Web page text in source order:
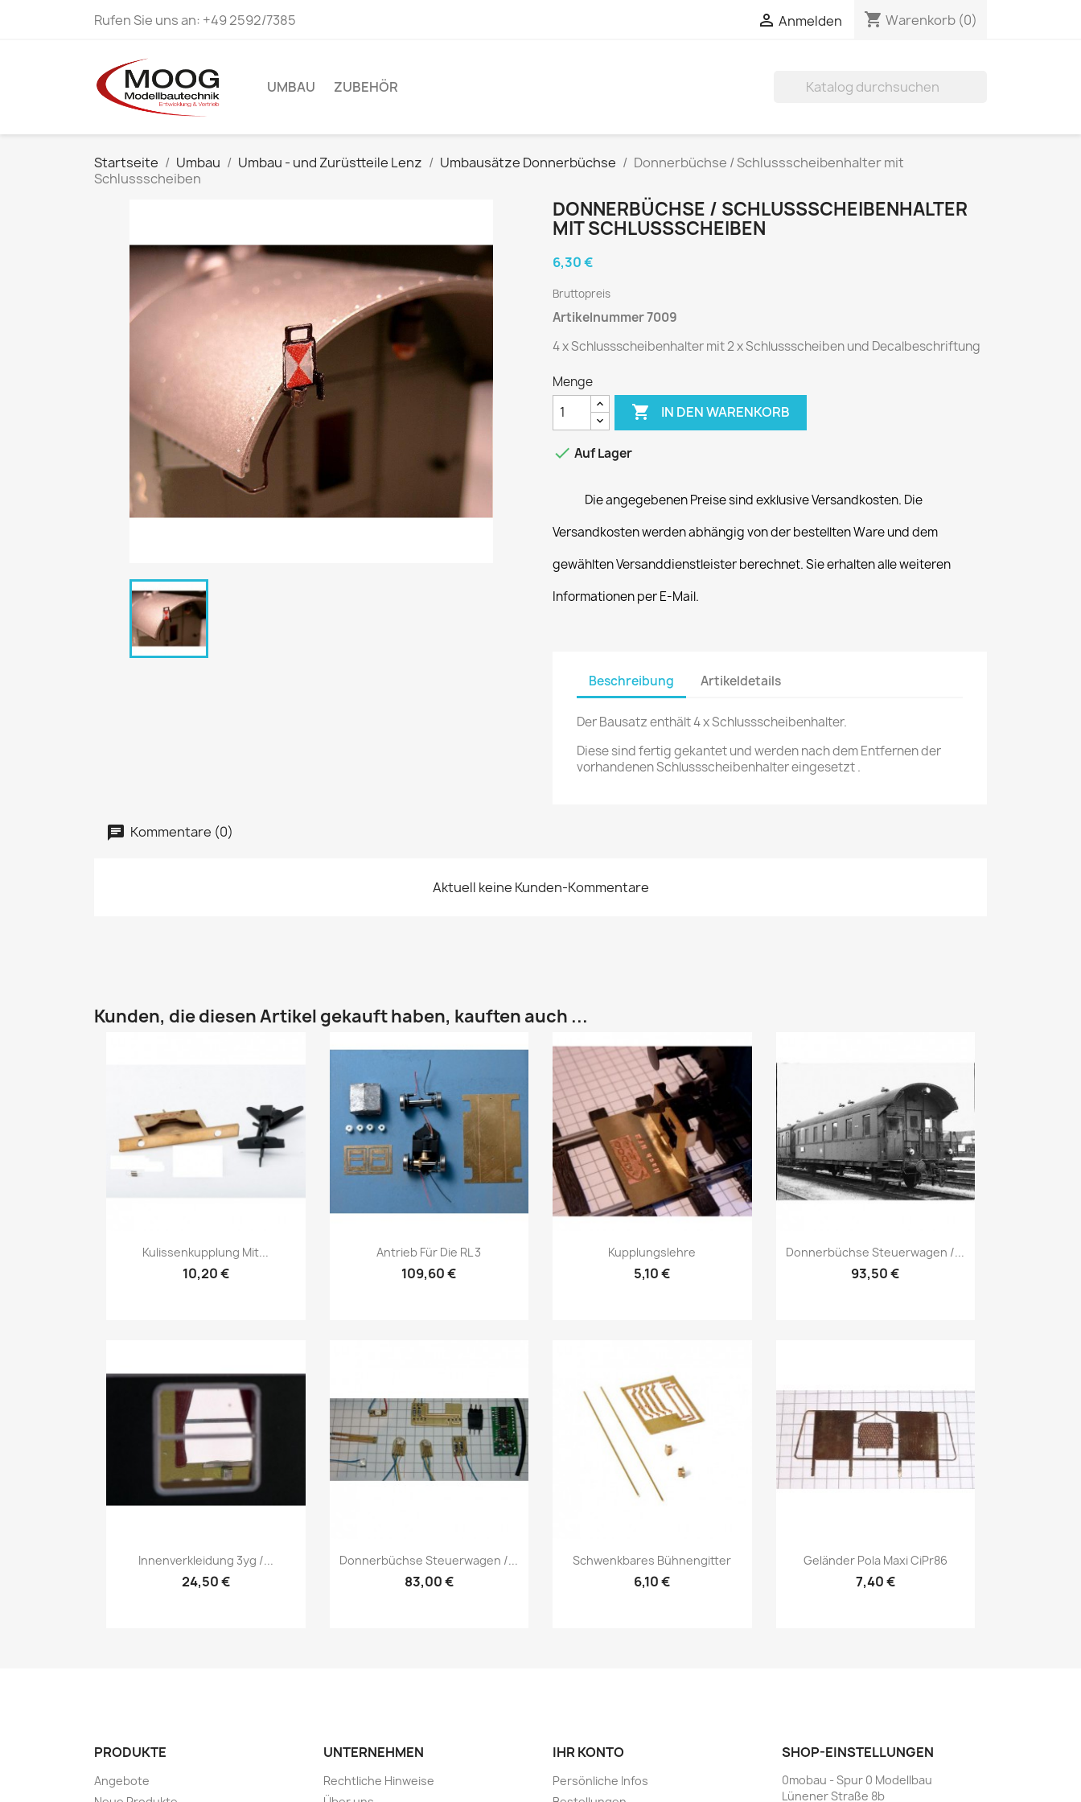
Rufen Sie uns an: +49 2592/7385  Anmelden shopping_cart Warenkorb (0)
UMBAU ZUBEHÖR
Startseite Umbau Umbau - und Zurüstteile Lenz Umbausätze Donnerbüchse
Donnerbüchse / Schlussscheibenhalter mit
Schlussscheiben
DONNERBÜCHSE / SCHLUSSSCHEIBENHALTER
MIT SCHLUSSSCHEIBEN
6,30 €
Bruttopreis
Artikelnummer 7009
4 x Schlussscheibenhalter mit 2 x Schlussscheiben und Decalbeschriftung
Menge
 IN DEN WARENKORB
 Auf Lager
Die angegebenen Preise sind exklusive Versandkosten. Die
Versandkosten werden abhängig von der bestellten Ware und dem
gewählten Versanddienstleister berechnet. Sie erhalten alle weiteren
Informationen per E-Mail.
Beschreibung Artikeldetails
Der Bausatz enthält 4 x Schlussscheibenhalter.
Diese sind fertig gekantet und werden nach dem Entfernen der
vorhandenen Schlussscheibenhalter eingesetzt .
Kommentare (0)
Aktuell keine Kunden-Kommentare
Kunden, die diesen Artikel gekauft haben, kauften auch ...
Vorschau
Kulissenkupplung Mit...
10,20 €
Vorschau
Antrieb Für Die RL 3
109,60 €
Vorschau
Kupplungslehre
5,10 €
Vorschau
Donnerbüchse Steuerwagen /...
93,50 €
Vorschau
Innenverkleidung 3yg /...
24,50 €
Vorschau
Donnerbüchse Steuerwagen /...
83,00 €
Vorschau
Schwenkbares Bühnengitter
6,10 €
Vorschau
Geländer Pola Maxi CiPr86
7,40 €
PRODUKTE
Angebote
UNTERNEHMEN
Rechtliche Hinweise
IHR KONTO
Persönliche Infos
SHOP-EINSTELLUNGEN
0mobau - Spur 0 Modellbau
Lünener Straße 8b